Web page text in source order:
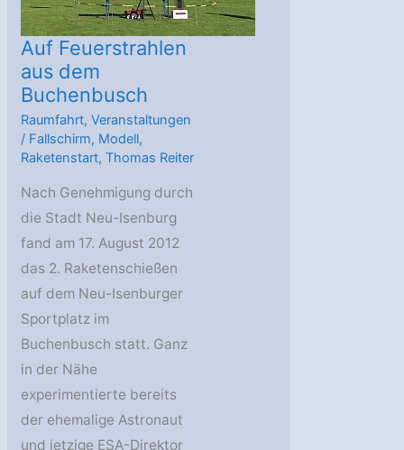
Auf Feuerstrahlen
aus dem
Buchenbusch
Raumfahrt,Veranstaltungen
/ Fallschirm, Modell,
Raketenstart,Thomas Reiter
Nach Genehmigung durch
die Stadt Neu-Isenburg
fand am 17. August 2012
das 2. Raketenschießen
auf dem Neu-Isenburger
Sportplatz im
Buchenbusch statt. Ganz
in der Nähe
experimentierte bereits
der ehemalige Astronaut
und jetzige ESA-Direktor